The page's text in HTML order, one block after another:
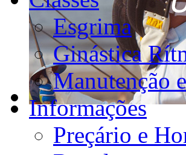
Esgrima
Ginástica
Manutenção
Informações
Preçário e